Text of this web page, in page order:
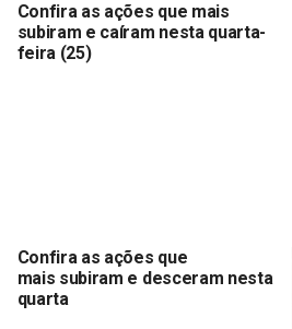
Confira as ações que mais
subiram e caíram nesta quarta-
feira (25)
Confira as ações que
mais subiram e desceram nesta
quarta